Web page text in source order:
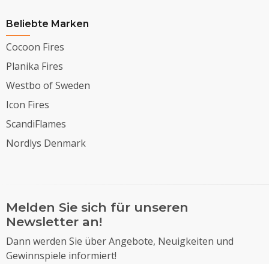
Beliebte Marken
Cocoon Fires
Planika Fires
Westbo of Sweden
Icon Fires
ScandiFlames
Nordlys Denmark
Melden Sie sich für unseren
Newsletter an!
Dann werden Sie über Angebote, Neuigkeiten und
Gewinnspiele informiert!